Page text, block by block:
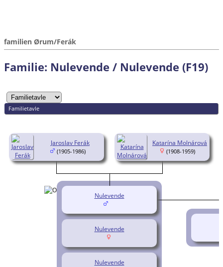
familien Ørum/Ferák
Familie: Nulevende / Nulevende (F19)
Familietavle
Jaroslav Ferák
(1905-1986)
Katarína Molnárová
(1908-1959)
Nulevende
Nulevende
Nulevende